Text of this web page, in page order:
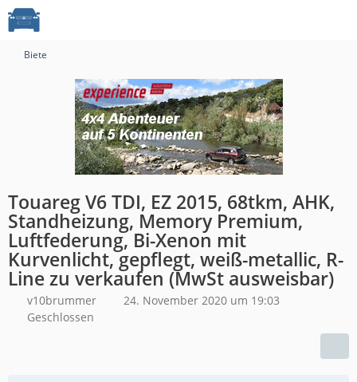
Biete
Touareg V6 TDI, EZ 2015, 68tkm, AHK,
Standheizung, Memory Premium,
Luftfederung, Bi-Xenon mit
Kurvenlicht, gepflegt, weiß-metallic, R-
Line zu verkaufen (MwSt ausweisbar)
v10brummer
24. November 2020 um 19:03
Geschlossen